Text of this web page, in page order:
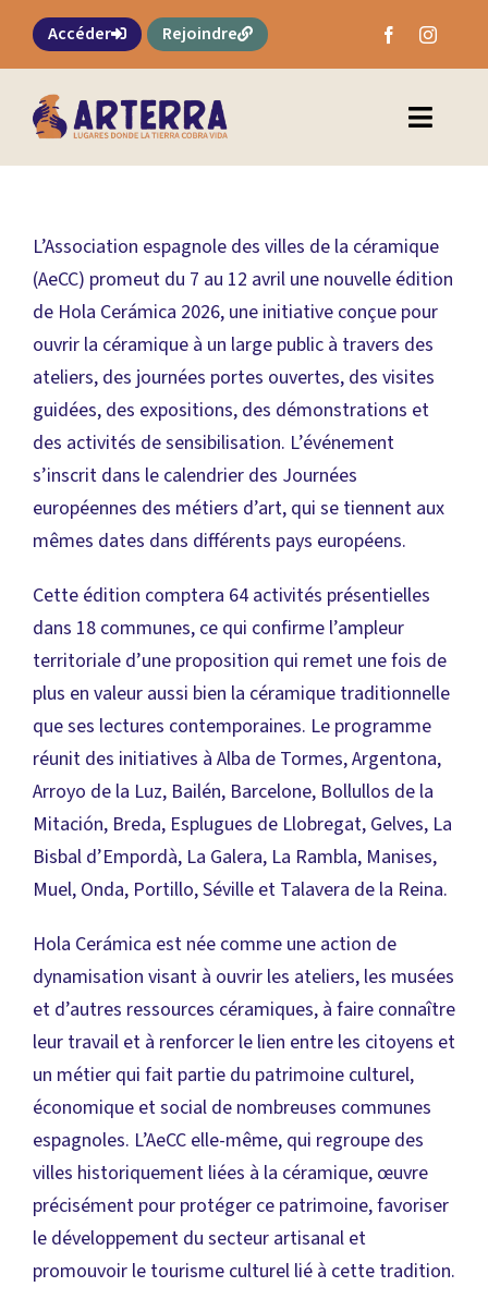
Accéder Rejoindre
Qui sommes-nous
Cours
Agenda / Planificateur
Actualités
L’Association espagnole des villes de la céramique
(AeCC) promeut du 7 au 12 avril une nouvelle édition
de Hola Cerámica 2026, une initiative conçue pour
ouvrir la céramique à un large public à travers des
ateliers, des journées portes ouvertes, des visites
guidées, des expositions, des démonstrations et
des activités de sensibilisation. L’événement
s’inscrit dans le calendrier des Journées
européennes des métiers d’art, qui se tiennent aux
mêmes dates dans différents pays européens.
Cette édition comptera 64 activités présentielles
dans 18 communes, ce qui confirme l’ampleur
territoriale d’une proposition qui remet une fois de
plus en valeur aussi bien la céramique traditionnelle
que ses lectures contemporaines. Le programme
réunit des initiatives à Alba de Tormes, Argentona,
Arroyo de la Luz, Bailén, Barcelone, Bollullos de la
Mitación, Breda, Esplugues de Llobregat, Gelves, La
Bisbal d’Empordà, La Galera, La Rambla, Manises,
Muel, Onda, Portillo, Séville et Talavera de la Reina.
Hola Cerámica est née comme une action de
dynamisation visant à ouvrir les ateliers, les musées
et d’autres ressources céramiques, à faire connaître
leur travail et à renforcer le lien entre les citoyens et
un métier qui fait partie du patrimoine culturel,
économique et social de nombreuses communes
espagnoles. L’AeCC elle-même, qui regroupe des
villes historiquement liées à la céramique, œuvre
précisément pour protéger ce patrimoine, favoriser
le développement du secteur artisanal et
promouvoir le tourisme culturel lié à cette tradition.